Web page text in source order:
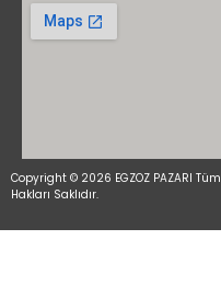
Copyright © 2026 EGZOZ PAZARI Tüm
Hakları Saklıdır.